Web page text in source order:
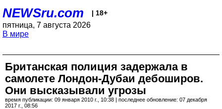
NEWSru.com | 18+
пятница, 7 августа 2026
В мире
Британская полиция задержала в
самолете Лондон-Дубаи дебоширов.
Они высказывали угрозы
время публикации: 09 января 2010 г., 10:38 | последнее обновление: 07 декабря
2017 г., 08:56